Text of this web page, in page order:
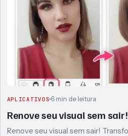
APLICATIVOS 6 min de leitura
Renove seu visual sem sair!
Renove seu visual sem sair!